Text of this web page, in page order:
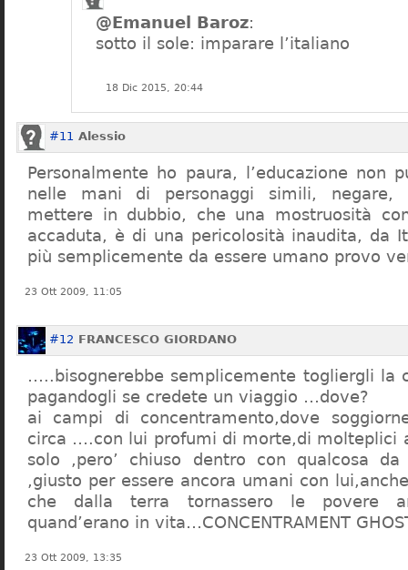
@Emanuel Baroz:
sotto il sole: imparare l’italiano
18 Dic 2015, 20:44
#11 Alessio
Personalmente ho paura, l’educazione non
nelle mani di personaggi simili, negare,
mettere in dubbio, che una mostruosità
accaduta, è di una pericolosità inaudita, da
più semplicemente da essere umano provo
23 Ott 2009, 11:05
#12 FRANCESCO GIORDANO
…..bisognerebbe semplicemente togliergli la
pagandogli se credete un viaggio …dove?
ai campi di concentramento,dove
circa ….con lui profumi di morte,di molteplici
solo ,pero’ chiuso dentro con qualcosa
,giusto per essere ancora umani con
che dalla terra tornassero le povere
quand’erano in vita…CONCENTRAMENT
23 Ott 2009, 13:35